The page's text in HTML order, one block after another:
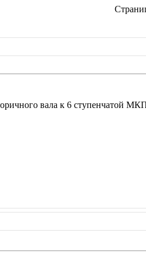
вала к 6 ступенчатой